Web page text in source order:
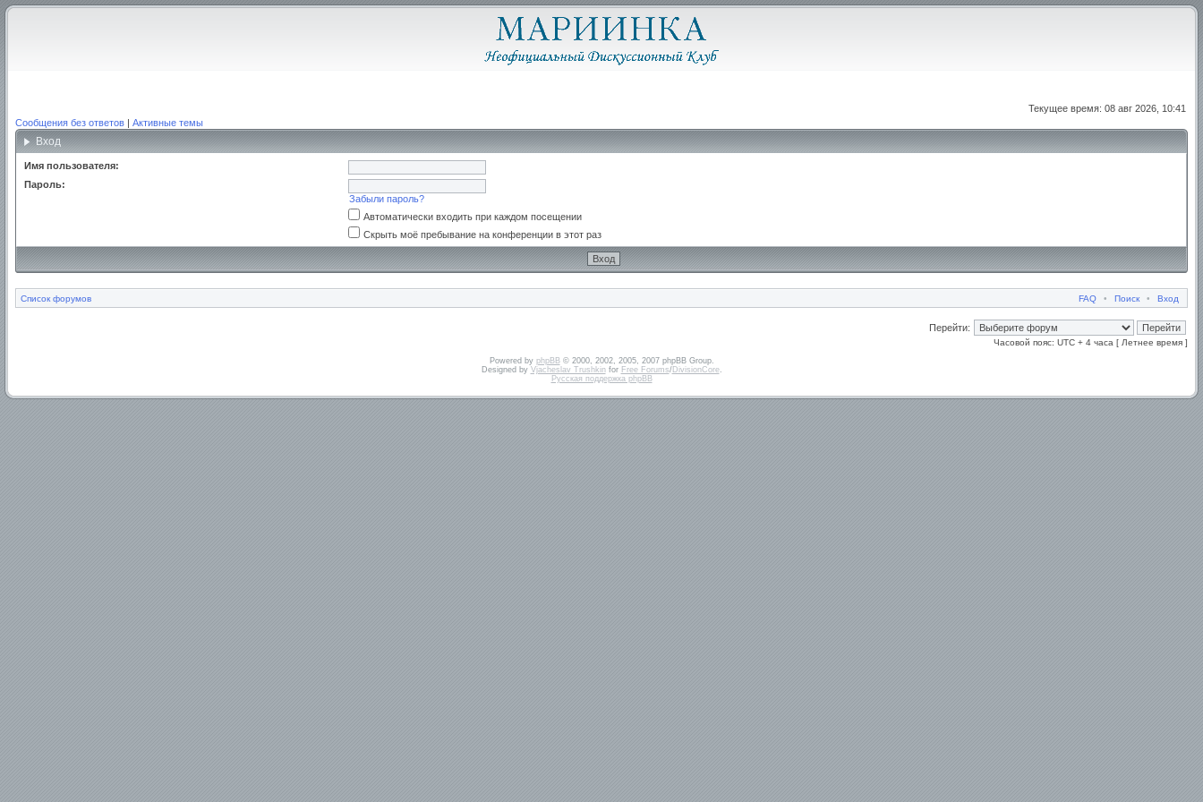
Текущее время: 08 авг 2026, 10:41
Сообщения без ответов | Активные темы
Вход
Имя пользователя:
Пароль:
Забыли пароль?
Автоматически входить при каждом посещении
Скрыть моё пребывание на конференции в этот раз
Список форумов FAQ • Поиск • Вход
Перейти:
Часовой пояс: UTC + 4 часа [ Летнее время ]
Powered by phpBB© 2000, 2002, 2005, 2007 phpBB Group.
Designed by Vjacheslav Trushkinfor Free Forums/DivisionCore.
Русская поддержка phpBB